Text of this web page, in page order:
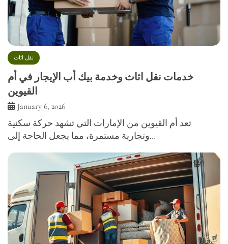
نقل اثاث
خدمات نقل اثاث وخدمة بيك أب الإيجار في أم
القيوين
January 6, 2026
تعد أم القيوين من الإمارات التي تشهد حركة سكنية
وتجارية مستمرة، مما يجعل الحاجة إلى…